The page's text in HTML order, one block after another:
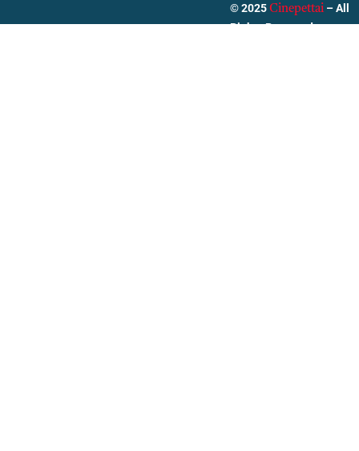
© 2025 Cinepettai – All
Rights Reserved